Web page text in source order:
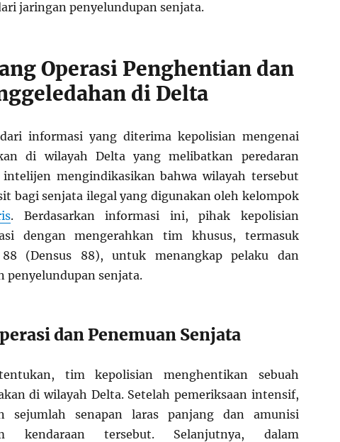
jaringan penyelundupan senjata.
Operasi Penghentian dan
di Delta
informasi yang diterima kepolisian mengenai
di wilayah Delta yang melibatkan peredaran
mengindikasikan bahwa wilayah tersebut
bagi senjata ilegal yang digunakan oleh kelompok
. Berdasarkan informasi ini, pihak kepolisian
dengan mengerahkan tim khusus, termasuk
88 (Densus 88), untuk menangkap pelaku dan
penyelundupan senjata.
dan Penemuan Senjata
tim kepolisian menghentikan sebuah
di wilayah Delta. Setelah pemeriksaan intensif,
sejumlah senapan laras panjang dan amunisi
kendaraan tersebut. Selanjutnya, dalam